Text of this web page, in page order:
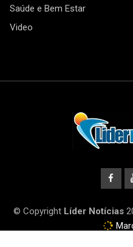
Saúde e Bem Estar
Video
© Copyright Líder Notícias